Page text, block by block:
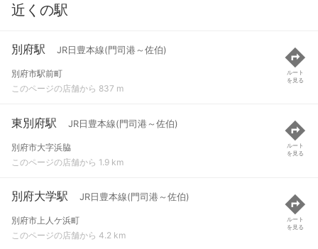
近くの駅
別府駅 JR日豊本線(門司港～佐伯)
別府市駅前町
このページの店舗から 837 m
ルート
を見る
東別府駅 JR日豊本線(門司港～佐伯)
別府市大字浜脇
このページの店舗から 1.9 km
ルート
を見る
別府大学駅 JR日豊本線(門司港～佐伯)
別府市上人ケ浜町
このページの店舗から 4.2 km
ルート
を見る